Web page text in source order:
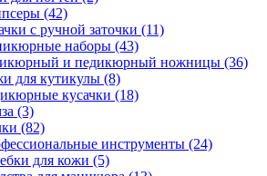
(42)
с ручной заточки (11)
наборы (43)
и педикюрный ножницы (36)
для кутикулы (8)
кусачки (18)
(3)
(82)
инструменты (24)
для кожи (5)